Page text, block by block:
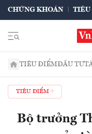
CHỨNG KHOÁN TIÊU
TIÊU ĐIỂMĐẦU TƯ
TIÊU ĐIỂM
Bộ trưởng